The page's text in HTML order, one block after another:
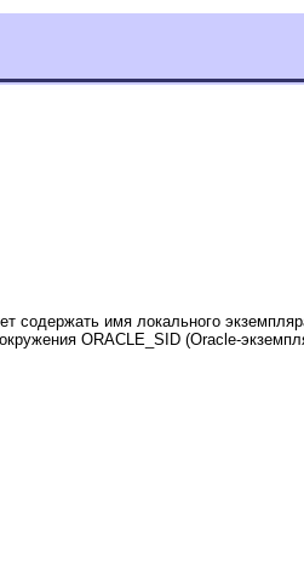
содержать имя локального
ORACLE_SID (Oracle-